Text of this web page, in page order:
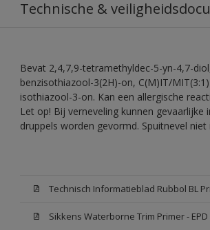
Technische &
Bevat 2,4,7,9-tetramethyldec-5-yn-4,7-
benzisothiazool-3(2H)-on, C(M)IT/
isothiazool-3-on. Kan een allergische
Let op! Bij verneveling kunnen gevaarlijke
druppels worden gevormd. Spuitnevel niet
Technisch Informatieblad Rubbol BL